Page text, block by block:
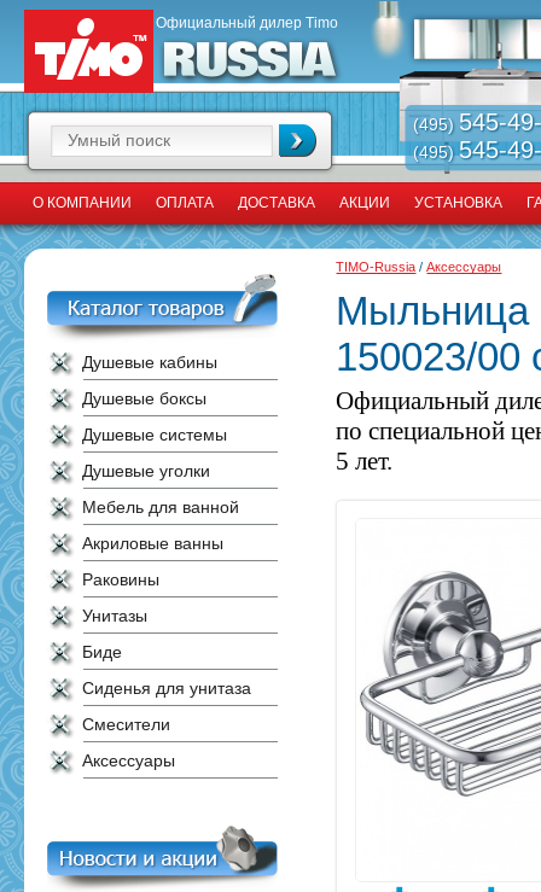
Официальный дилер Timo
(495) 545-
(495)545-
О КОМПАНИИ ОПЛАТА ДОСТАВКА АКЦИИ УСТАНОВКА
Душевые кабины
Душевые боксы
Душевые системы
Душевые уголки
Мебель для ванной
Акриловые ванны
Раковины
Унитазы
Биде
Сиденья для унитаза
Смесители
Аксессуары
TIMO-Russia /Аксессуары
Мыльница
150023/00
Официальный
по специальной
5 лет.